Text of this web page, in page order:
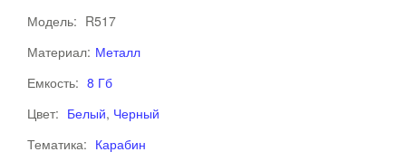
Модель: R517
Материал: Металл
Емкость: 8 Гб
Цвет: Белый, Черный
Тематика: Карабин